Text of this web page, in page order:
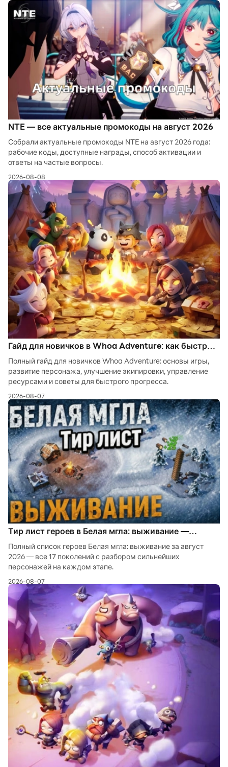
NTE — все актуальные промокоды на август 2026
Собрали актуальные промокоды NTE на август 2026 года:
рабочие коды, доступные награды, способ активации и
ответы на частые вопросы.
2026-08-08
Гайд для новичков в Whoa Adventure: как быстро
освоиться в игре
Полный гайд для новичков Whoa Adventure: основы игры,
развитие персонажа, улучшение экипировки, управление
ресурсами и советы для быстрого прогресса.
2026-08-07
Тир лист героев в Белая мгла: выживание —
лучшие герои на август 2026
Полный список героев Белая мгла: выживание за август
2026 — все 17 поколений с разбором сильнейших
персонажей на каждом этапе.
2026-08-07